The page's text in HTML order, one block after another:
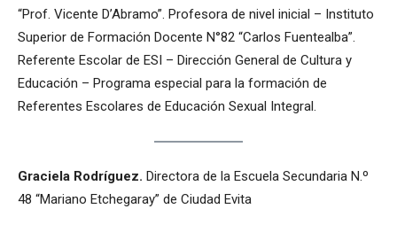
“Prof. Vicente D’Abramo”. Profesora de nivel inicial – Instituto
Superior de Formación Docente N°82 “Carlos Fuentealba”.
Referente Escolar de ESI – Dirección General de Cultura y
Educación – Programa especial para la formación de
Referentes Escolares de Educación Sexual Integral.
Graciela Rodríguez. Directora de la Escuela Secundaria N.º
48 “Mariano Etchegaray” de Ciudad Evita